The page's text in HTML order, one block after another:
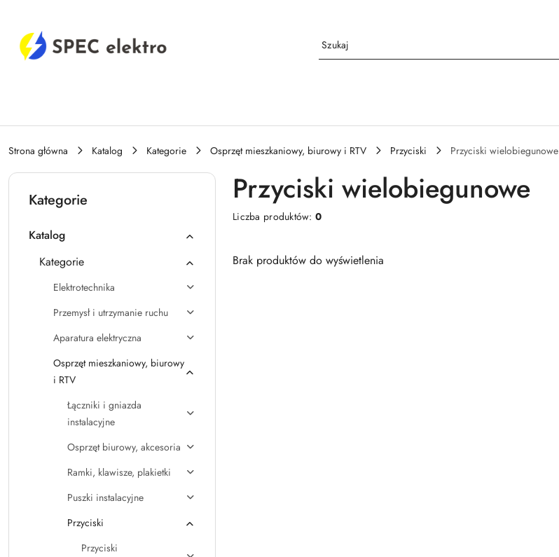
Strona główna Katalog Kategorie Osprzęt mieszkaniowy, biurowy i RTV Przyciski Przyciski wielobiegunowe
Kategorie
Katalog
Kategorie
Elektrotechnika
Przemysł i utrzymanie ruchu
Aparatura elektryczna
Osprzęt mieszkaniowy, biurowy
i RTV
Łączniki i gniazda
instalacyjne
Osprzęt biurowy, akcesoria
Ramki, klawisze, plakietki
Puszki instalacyjne
Przyciski
Przyciski
Przyciski wielobiegunowe
Liczba produktów:0
Brak produktów do wyświetlenia